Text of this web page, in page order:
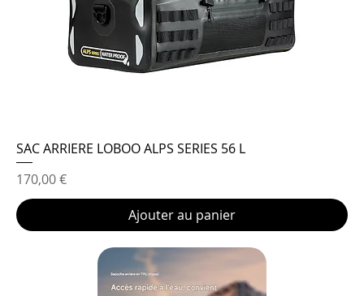
SAC ARRIERE LOBOO ALPS SERIES 56 L
Prix
170,00 €
Ajouter au panier